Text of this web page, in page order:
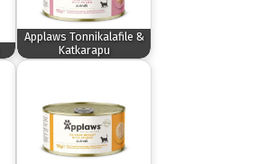
Applaws Tonnikalafile &
Katkarapu